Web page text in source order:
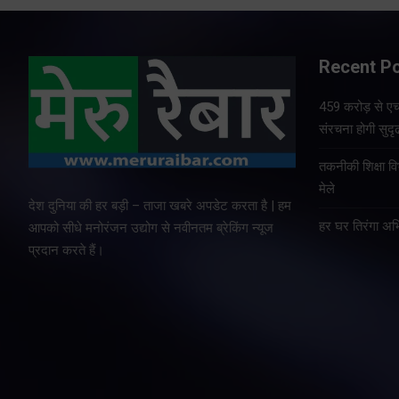
देश दुनिया की हर बड़ी – ताजा खबरे अपडेट करता है | हम
आपको सीधे मनोरंजन उद्योग से नवीनतम ब्रेकिंग न्यूज
प्रदान करते हैं।
Recent
459 करोड़ से
संरचना होगी
तकनीकी शिक्षा
मेले
हर घर तिरंगा